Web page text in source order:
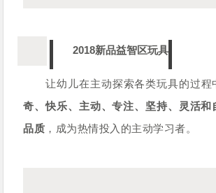
2018新品益智区玩具
让幼儿在主动探索各类玩具的过程
奇、快乐、主动、专注、坚持、灵活和
品质 ，成为热情投入的主动学习者。